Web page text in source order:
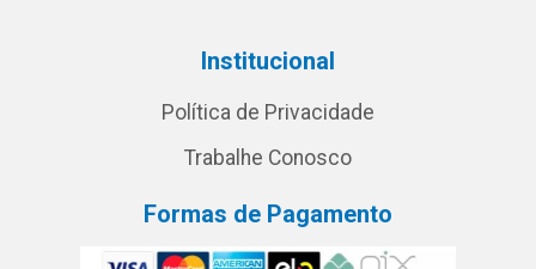
Institucional
Política de Privacidade
Trabalhe Conosco
Formas de Pagamento